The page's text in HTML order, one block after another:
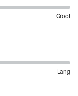
Groot
Lang